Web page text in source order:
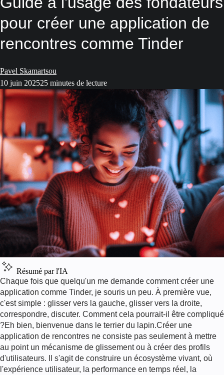
pour créer une application de
rencontres comme Tinder
Pavel Skamartsou
10 juin 202525 minutes de lecture
Résumé par l'IA
Chaque fois que quelqu'un me demande comment créer une
application comme Tinder, je souris un peu. À première vue,
c'est simple : glisser vers la gauche, glisser vers la droite,
correspondre, discuter. Comment cela pourrait-il être compliqué
?Eh bien, bienvenue dans le terrier du lapin.Créer une
application de rencontres ne consiste pas seulement à mettre
au point un mécanisme de glissement ou à créer des profils
d'utilisateurs. Il s'agit de construire un écosystème vivant, où
l'expérience utilisateur, la performance en temps réel, la